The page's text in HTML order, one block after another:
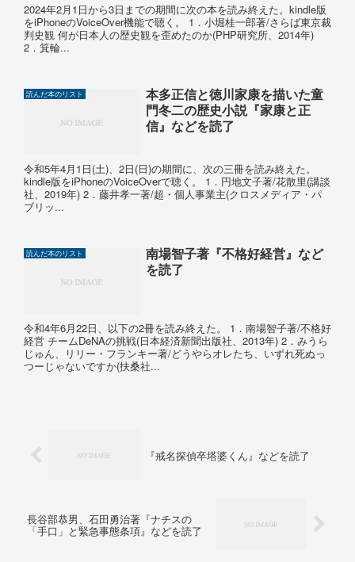
2024年2月1日から3日までの期間に次の本を読み終えた。kindle版
をiPhoneのVoiceOver機能で聴く。 1．小堀桂一郎著/さらば東京裁
判史観 何が日本人の歴史観を歪めたのか(PHP研究所、2014年)
2．箕輪...
読んだ本のリスト
本多正信と徳川家康を描いた童
門冬二の歴史小説『家康と正
信』などを読了
令和5年4月1日(土)、2日(日)の期間に、次の三冊を読み終えた。
kindle版をiPhoneのVoiceOverで聴く。 1．円地文子著/花散里(講談
社、2019年) 2．藤井孝一著/超・個人事業主(クロスメディア・パ
ブリッ...
読んだ本のリスト
南場智子著『不格好経営』など
を読了
令和4年6月22日、以下の2冊を読み終えた。 1．南場智子著/不格好
経営 チームDeNAの挑戦(日本経済新聞出版社、2013年) 2．みうら
じゅん、リリー・フランキー著/どうやらオレたち、いずれ死ぬっ
つーじゃないですか(扶桑社...
『戒名探偵卒塔婆くん』などを読了
長谷部恭男、石田勇治著『ナチスの
「手口」と緊急事態条項』などを読了